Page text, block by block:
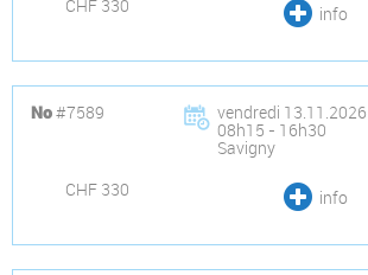
CHF 330
info
No#7589 vendredi 13.11.2026
08h15 - 16h30
Savigny
CHF 330
info